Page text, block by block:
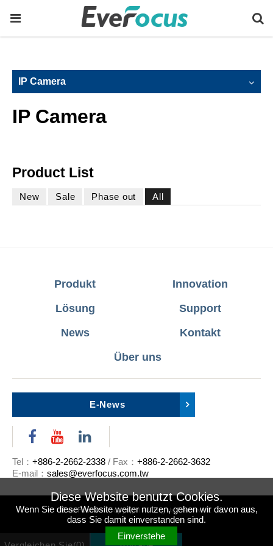
IP Camera
IP Camera
Product List
New Sale Phase out All
Diese Website benutzt Cookies.
Wenn Sie diese Website weiter nutzen, gehen wir davon aus,
dass Sie damit einverstanden sind.
Einverstehe
Produkt
Innovation
Lösung
Support
News
Kontakt
Über uns
E-News
Tel： +886-2-2662-2338 / Fax： +886-2-2662-3632
E-mail： sales@everfocus.com.tw
EverFocus© Copyright All Rights Reserved.